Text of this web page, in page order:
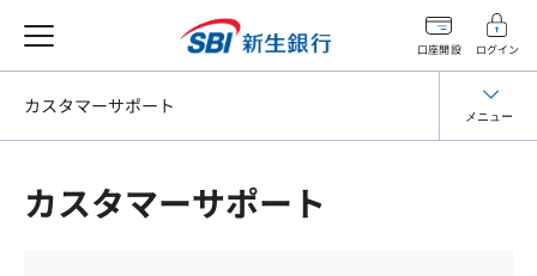
口座開設 ログイン
カスタマーサポート
カスタマーサポート メニュー